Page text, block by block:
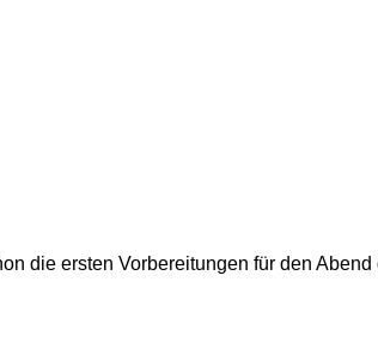
die ersten Vorbereitungen für den Abend